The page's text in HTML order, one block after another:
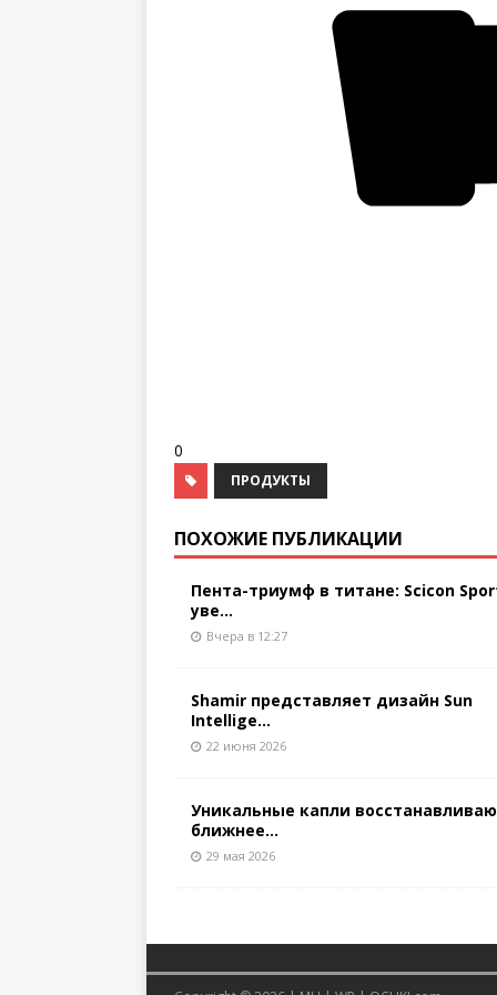
0
ПРОДУКТЫ
ПОХОЖИЕ ПУБЛИКАЦИИ
Пента-триумф в титане: Scicon
уве...
Вчера в 12:27
Shamir представляет дизайн Sun
Intellige...
22 июня 2026
Уникальные капли
ближнее...
29 мая 2026